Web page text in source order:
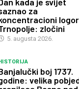
za
logor
zločini
5. augusta 2026.
boj 1737.
velika